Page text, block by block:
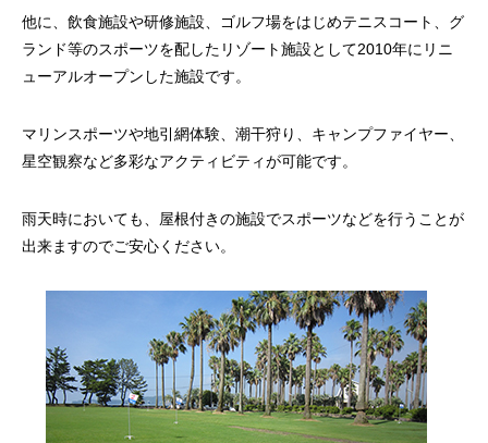
他に、飲食施設や研修施設、ゴルフ場をはじめテニスコート、グ
ランド等のスポーツを配したリゾート施設として2010年にリニ
ューアルオープンした施設です。
マリンスポーツや地引網体験、潮干狩り、キャンプファイヤー、
星空観察など多彩なアクティビティが可能です。
雨天時においても、屋根付きの施設でスポーツなどを行うことが
出来ますのでご安心ください。